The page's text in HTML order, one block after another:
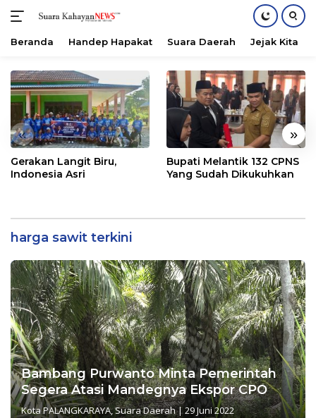
konten
Beranda Handep Hapakat Suara Daerah Jejak Kita
« »
Gerakan Langit Biru,
Indonesia Asri
Bupati Melantik 132 CPNS
Yang Sudah Dikukuhkan
harga sawit terkini
Bambang Purwanto Minta Pemerintah
Segera Atasi Mandegnya Ekspor CPO
Kota PALANGKARAYA,Suara Daerah|29 Juni 2022